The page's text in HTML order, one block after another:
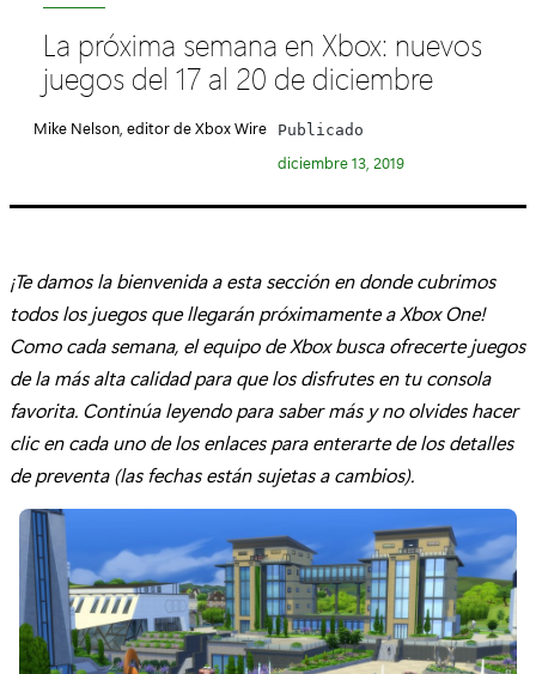
t
e
í
:
La próxima semana en Xbox: nuevos
juegos del 17 al 20 de diciembre
Mike Nelson, editor de Xbox Wire Publicado
diciembre 13, 2019
¡Te damos la bienvenida a esta sección en donde cubrimos
todos los juegos que llegarán próximamente a Xbox One!
Como cada semana, el equipo de Xbox busca ofrecerte juegos
de la más alta calidad para que los disfrutes en tu consola
favorita. Continúa leyendo para saber más y no olvides hacer
clic en cada uno de los enlaces para enterarte de los detalles
de preventa (las fechas están sujetas a cambios).